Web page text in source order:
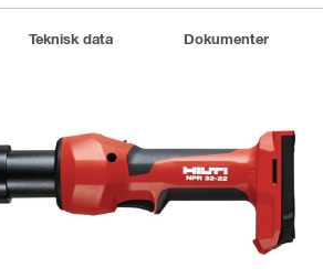
Teknisk data Dokumenter